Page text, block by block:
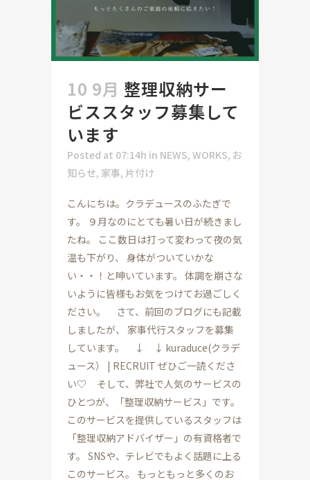
10 9月 整理収納サー
ビススタッフ募集して
います
Posted at 07:14h in NEWS, WORKS, お
知らせ, 家事, 片付け
こんにちは。クラデュースのふたぎで
す。 ９月なのにとても暑い日が続きまし
たね。 ここ数日は打って変わって夜の気
温も下がり、 身体がついていかな
い・・！と呻いています。 体調を崩さな
いように皆様もお気をつけてお過ごしく
ださい。 さて、前回のブログにも記載
しましたが、 家事代行スタッフを募集
しています。 ↓ ↓ kuraduce(クラデ
ュース） | RECRUIT ぜひご一読くださ
い♡ そして、弊社で人気のサービスの
ひとつが、「整理収納サービス」です。
このサービスを提供しているスタッフは
「整理収納アドバイザー」の有資格者で
す。 SNSや、テレビでもよく話題に上る
このサービス。 もっともっと多くのお